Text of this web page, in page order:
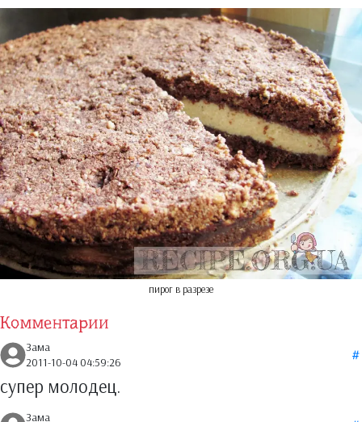
пирог в разрезе
Комментарии
Зама
2011-10-04 04:59:26
супер молодец.
Зама